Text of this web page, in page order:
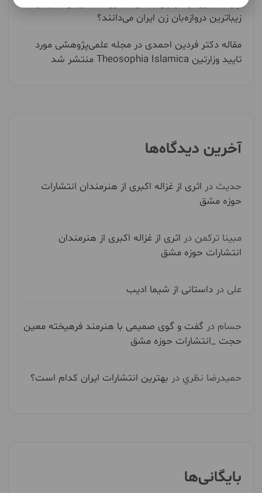
زیباترین دروازه‌بان زن ایران می‌دانند؟
مقاله دکتر فردین احمدی در مجله علمی‌پژوهشی مورد
تایید وزارتین Theosophia Islamica منتشر شد
آخرین دیدگاه‌ها
حدیث در اثری از غزاله اکبری از هنرمندان انتشارات
حوزه مشق
مبینا ترکمن در اثری از غزاله اکبری از هنرمندان
انتشارات حوزه مشق
علی در داستانی از شیما ادیب
حسام در گفت و گوی صمیمی با هنرمند فرهیخته معین
حجت _انتشارات حوزه مشق
حميدرضا نظري در بهترین انتشارات ایران کدام است؟
بایگانی‌ها